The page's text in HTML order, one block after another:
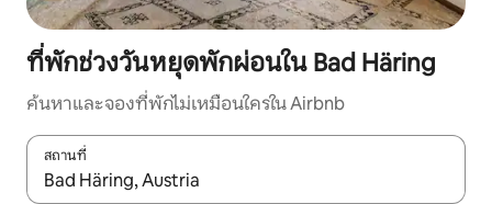
ที่พักช่วงวันหยุดพักผ่อนใน Bad Häring
ค้นหาและจองที่พักไม่เหมือนใครใน Airbnb
สถานที่
ใช้ลูกศรขึ้นลง หรือใช้การสัมผัสหรือปัด เพื่อสำรวจผลการค้นหา